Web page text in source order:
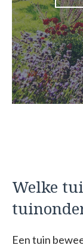
Welke
Een tuin